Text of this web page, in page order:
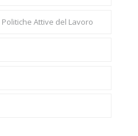
Attive del Lavoro